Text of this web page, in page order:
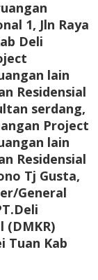
1, Jln Raya
Deli
lain
Residensial
serdang,
Project
lain
Residensial
Tj Gusta,
General
(DMKR)
Tuan Kab